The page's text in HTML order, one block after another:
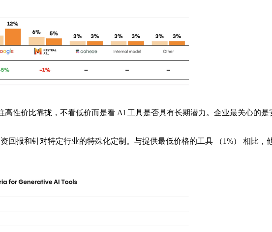
价比靠拢，不看低价而是看 AI 工具是否具有长期潜力。企业最关心的是
报和针对特定行业的特殊化定制。与提供最低价格的工具 （1%） 相比，